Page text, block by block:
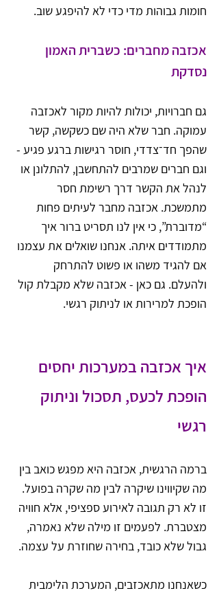
חומות גבוהות מדי כדי לא להיפגע שוב.
אכזבה מחברים: כשברית האמון
נסדקת
גם חברויות, יכולות להיות מקור לאכזבה
עמוקה. חבר שלא היה שם כשקשה, קשר
שהפך חד־צדדי, חוסר רגישות ברגע פגיע -
וגם חברים שמרבים להתחשבן, להתלונן או
לנהל את הקשר דרך רשימת חסר
מתמשכת. אכזבה מחבר לעיתים פחות
“מדוברת”, כי אין לנו תסריט ברור איך
מתמודדים איתה. אנחנו שואלים את עצמנו
אם להגיד משהו או פשוט להתרחק
ולהעלם. גם כאן - אכזבה שלא מקבלת קול
הופכת למרירות או לניתוק רגשי.
איך אכזבה במערכות יחסים
הופכת לכעס, תסכול וניתוק
רגשי
ברמה הרגשית, אכזבה היא מפגש כואב בין
מה שקיווינו שיקרה לבין מה שקרה בפועל.
זו לא רק תגובה לאירוע ספציפי, אלא חוויה
מצטברת. לפעמים זו מילה שלא נאמרה,
גבול שלא כובד, בחירה שחוזרת על עצמה.
כשאנחנו מתאכזבים, המערכת הלימבית